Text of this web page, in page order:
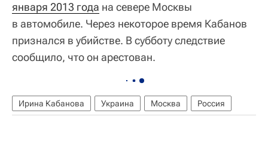
января 2013 года на севере Москвы
в автомобиле. Через некоторое время Кабанов
признался в убийстве. В субботу следствие
сообщило, что он арестован.
Ирина Кабанова Украина Москва Россия